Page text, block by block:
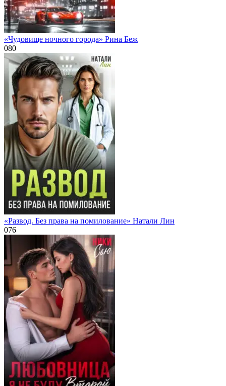
«Чудовище ночного города» Рина Беж
080
«Развод. Без права на помилование» Натали Лин
076